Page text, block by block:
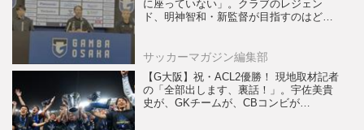
に座っていない」。クラブのレジェン
ド、明神智和・新監督が目指すのはどん
サッカーマガジン編集部
【G大阪】祝・ACL2優勝！ 現地取材記者
の「全部出します、裏話！」。宇佐美貴
史が、GKチームが、CBコンビが…